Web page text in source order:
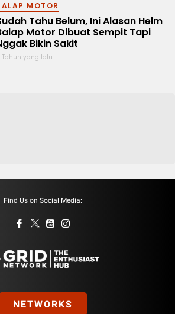
MOTOR
Tahu Belum, Ini Alasan Helm
Motor Dibuat Sempit Tapi
Bikin Sakit
Tahun yang lalu
Find Us on Social Media:
NETWORKS